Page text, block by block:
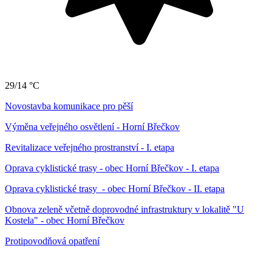
29/14 °C
Novostavba komunikace pro pěší
Výměna veřejného osvětlení - Horní Břečkov
Revitalizace veřejného prostranství - I. etapa
Oprava cyklistické trasy - obec Horní Břečkov - I. etapa
Oprava cyklistické trasy - obec Horní Břečkov - II. etapa
Obnova zeleně včetně doprovodné infrastruktury v lokalitě "U
Kostela" - obec Horní Břečkov
Protipovodňová opatření